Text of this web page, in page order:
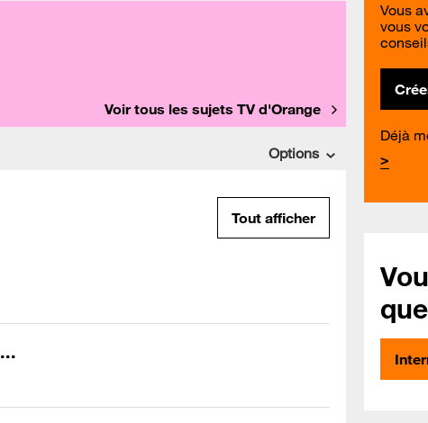
Voir tous les sujets TV d'Orange
Options
Tout afficher
Vous
vous
Déjà
>